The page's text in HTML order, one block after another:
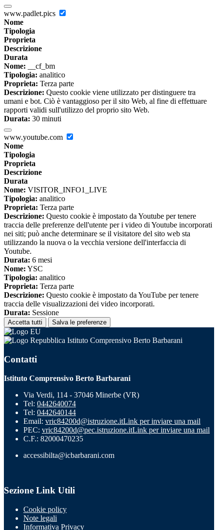
www.padlet.pics
Nome
Tipologia
Proprieta
Descrizione
Durata
Nome: __cf_bm
Tipologia: analitico
Proprieta: Terza parte
Descrizione: Questo cookie viene utilizzato per distinguere tra
umani e bot. Ciò è vantaggioso per il sito Web, al fine di effettuare
rapporti validi sull'utilizzo del proprio sito Web.
Durata: 30 minuti
www.youtube.com
Nome
Tipologia
Proprieta
Descrizione
Durata
Nome: VISITOR_INFO1_LIVE
Tipologia: analitico
Proprieta: Terza parte
Descrizione: Questo cookie è impostato da Youtube per tenere
traccia delle preferenze dell'utente per i video di Youtube incorporati
nei siti; può anche determinare se il visitatore del sito web sta
utilizzando la nuova o la vecchia versione dell'interfaccia di
Youtube.
Durata: 6 mesi
Nome: YSC
Tipologia: analitico
Proprieta: Terza parte
Descrizione: Questo cookie è impostato da YouTube per tenere
traccia delle visualizzazioni dei video incorporati.
Durata: Sessione
Accetta tutti Salva le preferenze
Istituto Comprensivo Berto Barbarani
Contatti
Istituto Comprensivo Berto Barbarani
Via Verdi, 114 - 37046 Minerbe (VR)
Tel: 0442640074
Tel: 0442640144
Email: vric84200d@istruzione.itLink per inviare una mail
PEC: vric84200d@pec.istruzione.itLink per inviare una mail
C.F.: 82000470235
accessibilta@icbarbarani.com
Sezione Link Utili
Cookie policy
Note legali
Informativa Privacy